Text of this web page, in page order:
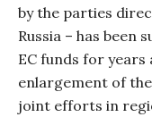
by the parties
Russia – has been
EC funds for
enlargement of
joint efforts in